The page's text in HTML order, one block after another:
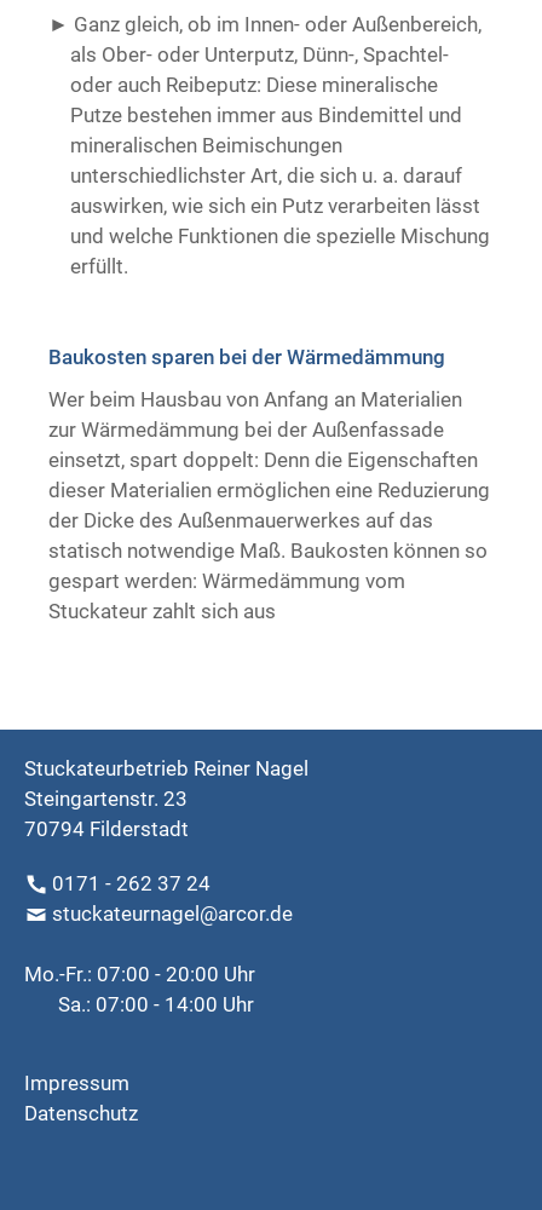
Ganz gleich, ob im Innen- oder Außenbereich,
als Ober- oder Unterputz, Dünn-, Spachtel-
oder auch Reibeputz: Diese mineralische
Putze bestehen immer aus Bindemittel und
mineralischen Beimischungen
unterschiedlichster Art, die sich u. a. darauf
auswirken, wie sich ein Putz verarbeiten lässt
und welche Funktionen die spezielle Mischung
erfüllt.
Baukosten sparen bei der Wärmedämmung ​
Wer beim Hausbau von Anfang an Materialien
zur Wärmedämmung bei der Außenfassade
einsetzt, spart doppelt: Denn die Eigenschaften
dieser Materialien ermöglichen eine Reduzierung
der Dicke des Außenmauerwerkes auf das
statisch notwendige Maß. Baukosten können so
gespart werden: Wärmedämmung vom
Stuckateur zahlt sich aus ​
Stuckateurbetrieb Reiner Nagel
Steingartenstr. 23
70794 Filderstadt
0171 - 262 37 24
stuckateurnagel@arcor.de
Mo.-Fr.: 07:00 - 20:00 Uhr
Sa.: 07:00 - 14:00 Uhr
Impressum
Datenschutz